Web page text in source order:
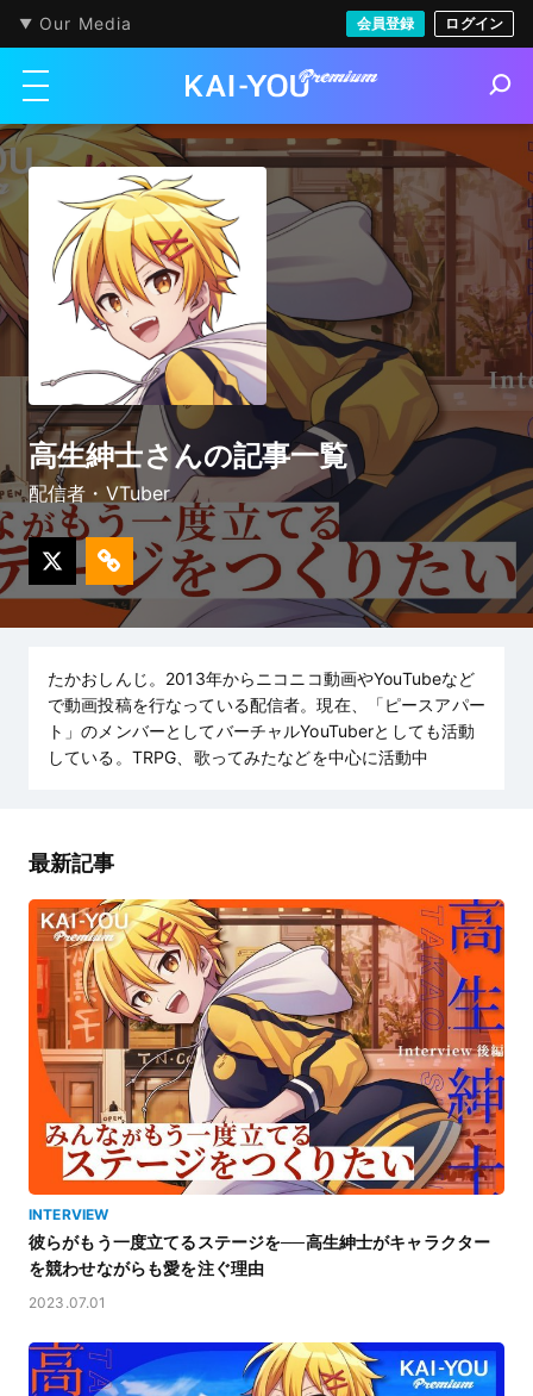
Our Media 会員登録 ログイン
メニューを開く
e
c
高生紳士さんの記事一覧
配信者・VTuber
たかおしんじ。2013年からニコニコ動画やYouTubeなど
で動画投稿を行なっている配信者。現在、「ピースアパー
ト」のメンバーとしてバーチャルYouTuberとしても活動
している。TRPG、歌ってみたなどを中心に活動中
最新記事
INTERVIEW
彼らがもう一度立てるステージを──高生紳士がキャラクター
を競わせながらも愛を注ぐ理由
2023.07.01